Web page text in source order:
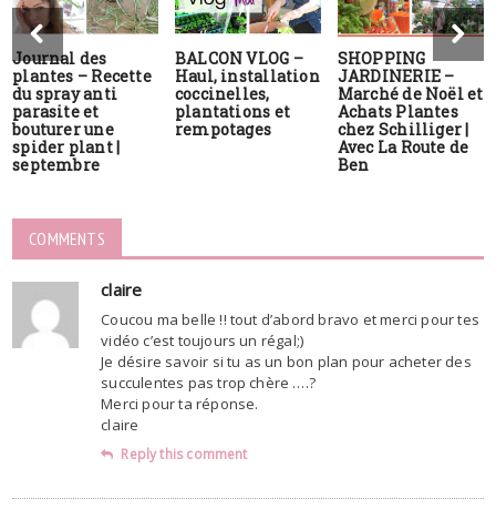
Journal des
plantes – Recette
du spray anti
parasite et
bouturer une
spider plant |
septembre
BALCON VLOG –
Haul, installation
coccinelles,
plantations et
rempotages
SHOPPING
JARDINERIE –
Marché de Noël et
Achats Plantes
chez Schilliger |
Avec La Route de
Ben
COMMENTS
claire
Coucou ma belle !! tout d’abord bravo et merci pour tes
vidéo c’est toujours un régal;)
Je désire savoir si tu as un bon plan pour acheter des
succulentes pas trop chère ….?
Merci pour ta réponse.
claire
Reply this comment